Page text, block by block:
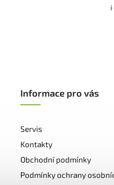
i
Informace pro vás
Servis
Kontakty
Obchodní podmínky
Podmínky ochrany